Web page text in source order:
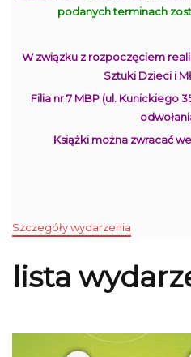
podanych terminach
W związku z rozpoczęciem
Sztuki Dzieci i
Filia nr 7 MBP (ul. Kunickiego
Książki można zwracać
Szczegóły wydarzenia
lista